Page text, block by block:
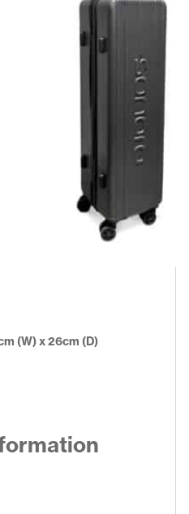
(W) x 26cm (D)